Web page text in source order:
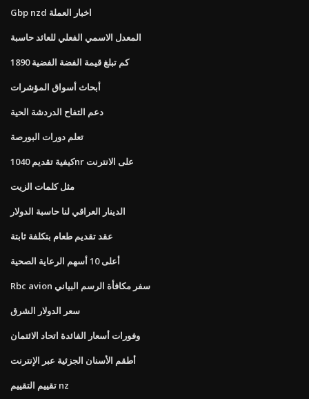
Gbp nzd اخبار العملة
المعدل الاسمي الفعلي للعائد حاسبة
كم تبلغ قيمة الفضة الفضية 1890
أبحاث أسواق المؤشرات
دعم التفاح الدردشة الحية
تعلم دورات البورصة
كيفية تقديم 1040nr على الانترنت
مثل كلمات الزيت
الدينار العراقي لنا حاسبة الدولار
عقد تقديم طعام بتكلفة ثابتة
أعلى 10 أسهم الرعاية الصحية
Rbc avion سفر مكافأة الرسم البياني
سعر الدولار الشرق
وفورات أسعار الفائدة اتحاد الائتمان
أطقم الأسنان الجزئية عبر الإنترنت
تقييم التقييم nz